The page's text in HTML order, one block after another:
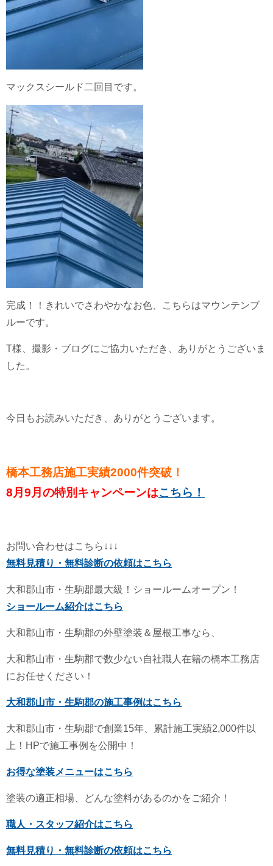
マックスシールド二回目です。
完成！！きれいでさわやかなお色、こちらはマウンテンブ
ルーです。
T様、撮影・ブログにご協力いただき、ありがとうございま
した。
今日もお読みいただき、ありがとうございます。
橋本工務店施工実績2000件突破！
8月9月の特別キャンペーンはこちら！
お問い合わせはこちら↓↓↓
無料見積り・無料診断の依頼はこちら
大和郡山市・生駒郡最大級！ショールームオープン！
ショールーム紹介はこちら
大和郡山市・生駒郡の外壁塗装＆屋根工事なら、
大和郡山市・生駒郡で数少ない自社職人在籍の橋本工務店
にお任せください！
大和郡山市・生駒郡の施工事例はこちら
大和郡山市・生駒郡で創業15年、累計施工実績2,000件以
上！HPで施工事例を公開中！
お得な塗装メニューはこちら
塗装の適正相場、どんな塗料があるのかをご紹介！
職人・スタッフ紹介はこちら
無料見積り・無料診断の依頼はこちら